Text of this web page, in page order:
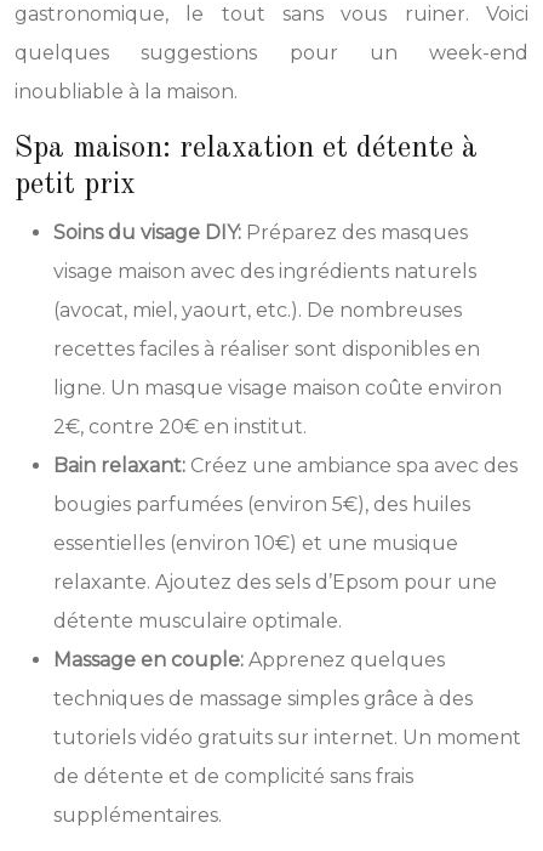
gastronomique, le tout sans vous ruiner. Voici
quelques suggestions pour un week-end
inoubliable à la maison.
Spa maison: relaxation et détente à
petit prix
Soins du visage DIY: Préparez des masques
visage maison avec des ingrédients naturels
(avocat, miel, yaourt, etc.). De nombreuses
recettes faciles à réaliser sont disponibles en
ligne. Un masque visage maison coûte environ
2€, contre 20€ en institut.
Bain relaxant: Créez une ambiance spa avec des
bougies parfumées (environ 5€), des huiles
essentielles (environ 10€) et une musique
relaxante. Ajoutez des sels d’Epsom pour une
détente musculaire optimale.
Massage en couple: Apprenez quelques
techniques de massage simples grâce à des
tutoriels vidéo gratuits sur internet. Un moment
de détente et de complicité sans frais
supplémentaires.